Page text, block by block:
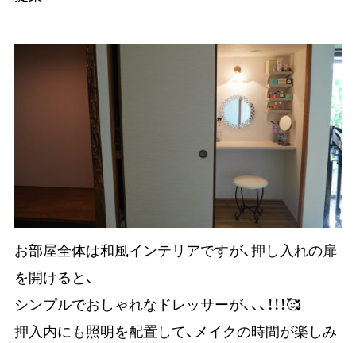
お部屋全体は和風インテリアですが、押し入れの扉
を開けると、
シンプルでおしゃれなドレッサーが、、、！！！🥰
押入内にも照明を配置して、メイクの時間が楽しみ